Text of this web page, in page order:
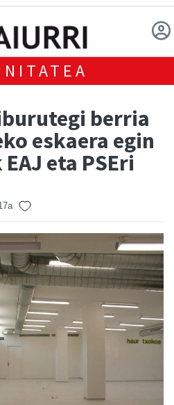
berria
eskaera egin
eta PSEri